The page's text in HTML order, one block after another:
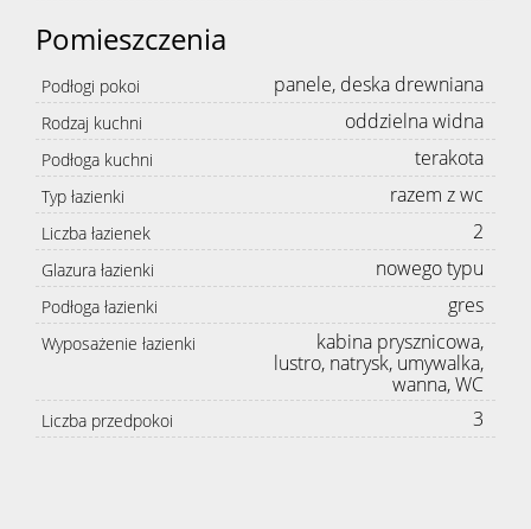
Pomieszczenia
Podłogi pokoi panele, deska drewniana
Rodzaj kuchni oddzielna widna
Podłoga kuchni terakota
Typ łazienki razem z wc
Liczba łazienek 2
Glazura łazienki nowego typu
Podłoga łazienki gres
Wyposażenie łazienki
kabina prysznicowa,
lustro, natrysk, umywalka,
wanna, WC
Liczba przedpokoi 3